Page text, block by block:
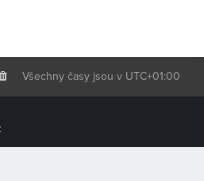
Všechny časy jsou v UTC+01:00